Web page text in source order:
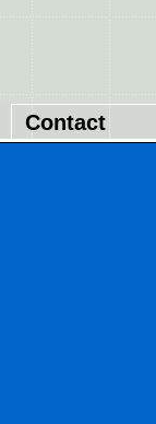
Contact